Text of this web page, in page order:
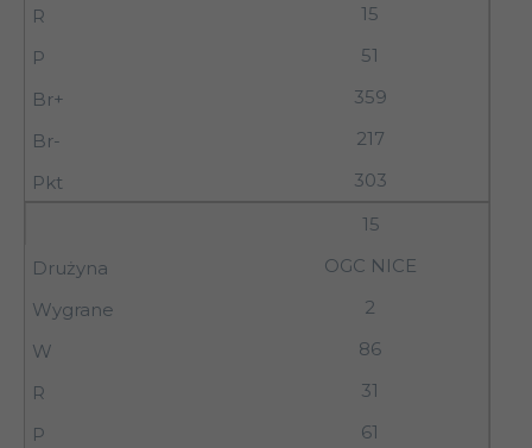
15
51
359
217
303
15
OGC NICE
2
86
31
61